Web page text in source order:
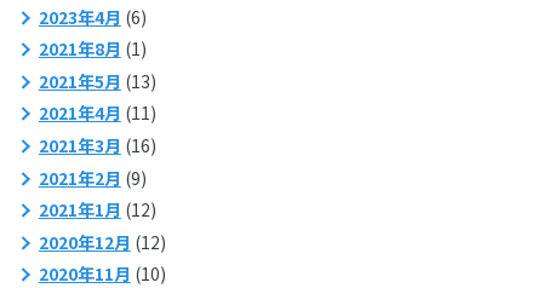
2023年4月 (6)
2021年8月 (1)
2021年5月 (13)
2021年4月 (11)
2021年3月 (16)
2021年2月 (9)
2021年1月 (12)
2020年12月 (12)
2020年11月 (10)